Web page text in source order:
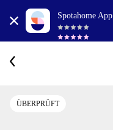
Spotahome App
ÜBERPRÜFT